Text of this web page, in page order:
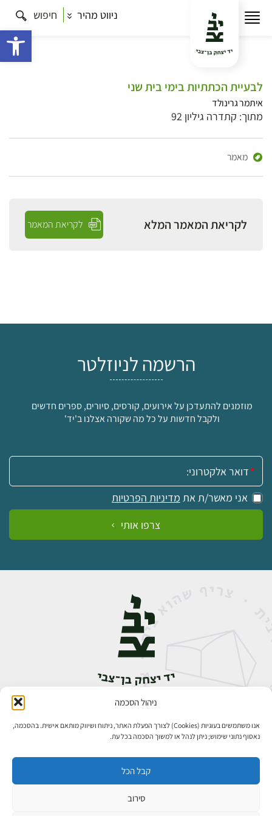
ניהול הסכמה
אנו משתמשים בעוגיות (Cookies) לצורך הפעלת האתר, ניתוח ושיווק מותאם אישית. בהסכמה,
נאסוף נתוני שימוש; ניתן לנהל או למשוך הסכמה בכל עת.
קבל הכל
סירוב
ניווט מהיר חיפוש
לבעיית הכתתיות בימי בית שני
איתמר גרינולד
מתוך: קתדרה גיליון 92
מאמר
לקריאת המאמר המלא לקריאת המאמר
הרשמה לניוזלטר
מוזמנים להתעדכן על אירועים, קורסים, סיורים, ספרים חדשים
ולקבל חדשות על כל מה שקורה אצלנו ב'יד'
אימייל:
אני מאשר/ת את מדיניות הפרטיות
צרפו אותי
אבן גבירול 14, רחביה, ירושלים